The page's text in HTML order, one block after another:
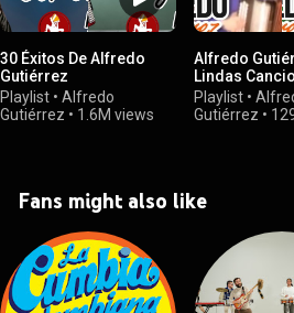
30 Éxitos De Alfredo
Gutiérrez
Playlist • Alfredo
Gutiérrez • 1.6M views
Alfredo
Lindas
Playlist •
Gutiérrez •
Fans might also like